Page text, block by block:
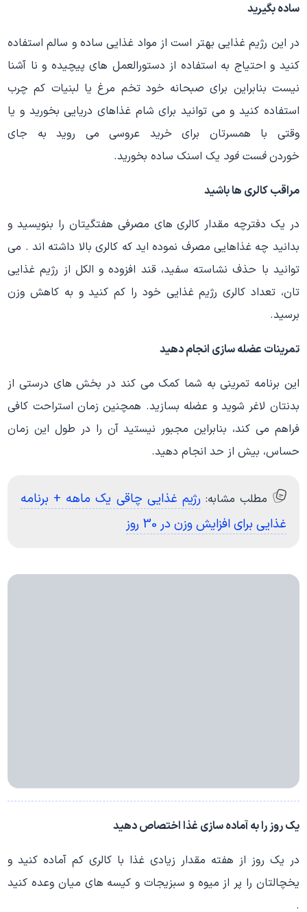
ساده بگیرید
در این رژیم غذایی بهتر است از مواد غذایی ساده و سالم استفاده
کنید و احتیاج به استفاده از دستورالعمل های پیچیده و نا آشنا
نیست بنابراین برای صبحانه خود تخم مرغ یا لبنیات کم چرب
استفاده کنید و می توانید برای شام غذاهای دریایی بخورید و یا
وقتی با همسرتان برای خرید عروسی می روید به جای
خوردنفست فود یک اسنک ساده بخورید.
مراقب کالری ها باشید
در یک دفترچه مقدار کالری های مصرفی هفتگیتان را بنویسید و
بدانید چه غذاهایی مصرف نموده اید که کالری بالا داشته اند . می
توانید با حذف نشاسته سفید، قند افزوده و الکل از رژیم غذایی
تان، تعداد کالری رژیم غذایی خود را کم کنید و به کاهش وزن
برسید.
تمرینات عضله سازی انجام دهید
این برنامه تمرینی به شما کمک می کند در بخش های درستی از
بدنتان لاغر شوید و عضله بسازید. همچنین زمان استراحت کافی
فراهم می کند، بنابراین مجبور نیستید آن را در طول این زمان
حساس، بیش از حد انجام دهید.
مطلب مشابه: رژیم غذایی چاقی یک ماهه + برنامه
غذایی برای افزایش وزن در 30 روز
یک روز را به آماده سازی غذا اختصاص دهید
در یک روز از هفته مقدار زیادی غذا با کالری کم آماده کنید و
یخچالتان را پر از میوه و سبزیجات و کیسه های میان وعده کنید
.